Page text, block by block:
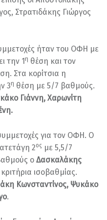
Στρατιδάκης Γιώργος
ήταν του ΟΦΗ με
την 1 η θέση και τον
Στα κορίτσια η
3η θέση με 5/7 βαθμούς.
Γιάννη, Χαρωνίτη
για τον ΟΦΗ. Ο
2ος με 5,5/7
ο Δασκαλάκης
ισοβαθμίας.
Κωνσταντίνος, Ψυκάκο
.